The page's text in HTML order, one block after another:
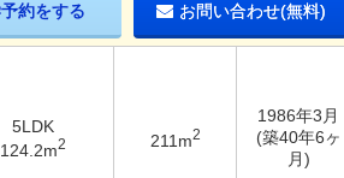
約をする お問い合わせ(無料)
5LDK
124.2m2 211m2
1986年3月
(築40年6ヶ
月)